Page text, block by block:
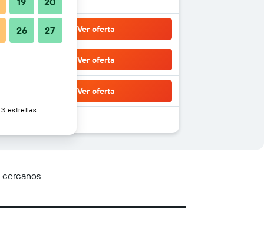
Ver oferta
Ver oferta
Ver oferta
cercanos
26 27
estrellas